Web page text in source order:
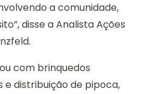
a comunidade,
disse a Analista Ações
com brinquedos
e distribuição de pipoca,